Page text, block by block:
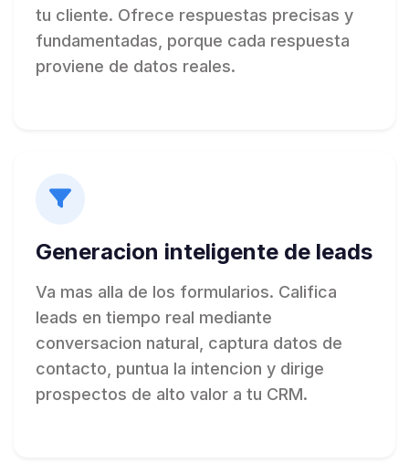
tu cliente. Ofrece respuestas precisas y
fundamentadas, porque cada respuesta
proviene de datos reales.
Generacion inteligente de leads
Va mas alla de los formularios. Califica
leads en tiempo real mediante
conversacion natural, captura datos de
contacto, puntua la intencion y dirige
prospectos de alto valor a tu CRM.